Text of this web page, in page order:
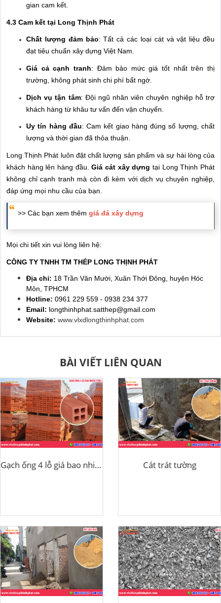
gian cam kết.
4.3 Cam kết tại Long Thịnh Phát
Chất lượng đảm bảo: Tất cả các loại cát và vật liệu đều
đạt tiêu chuẩn xây dựng Việt Nam.
Giá cả cạnh tranh: Đảm bảo mức giá tốt nhất trên thị
trường, không phát sinh chi phí bất ngờ.
Dịch vụ tận tâm: Đội ngũ nhân viên chuyên nghiệp hỗ trợ
khách hàng từ khâu tư vấn đến vận chuyển.
Uy tín hàng đầu: Cam kết giao hàng đúng số lượng, chất
lượng và thời gian đã thỏa thuận.
Long Thịnh Phát luôn đặt chất lượng sản phẩm và sự hài lòng của
khách hàng lên hàng đầu.Giá cát xây dựng tại Long Thịnh Phát
không chỉ cạnh tranh mà còn đi kèm với dịch vụ chuyên nghiệp,
đáp ứng mọi nhu cầu của bạn.
>> Các bạn xem thêm giá đá xây dựng
Mọi chi tiết xin vui lòng liên hệ:
CÔNG TY TNHH TM THÉP LONG THỊNH PHÁT
Địa chỉ: 18 Trần Văn Mười, Xuân Thới Đông, huyện Hóc
Môn, TPHCM
Hotline: 0961 229 559 - 0938 234 377
Email: longthinhphat.satthep@gmail.com
Website: www.vlxdlongthinhphat.com
BÀI VIẾT LIÊN QUAN
Gạch ống 4 lỗ giá bao nhiêu 1 viên Cát trát tường